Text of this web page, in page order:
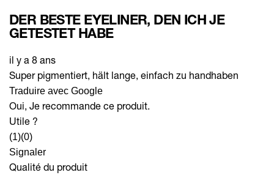
DER BESTE EYELINER, DEN ICH JE
GETESTET HABE
il y a 8 ans
Super pigmentiert, hält lange, einfach zu handhaben
Traduire avec Google
Oui, Je recommande ce produit.
Utile ?
(1)(0)
Signaler
Qualité du produit